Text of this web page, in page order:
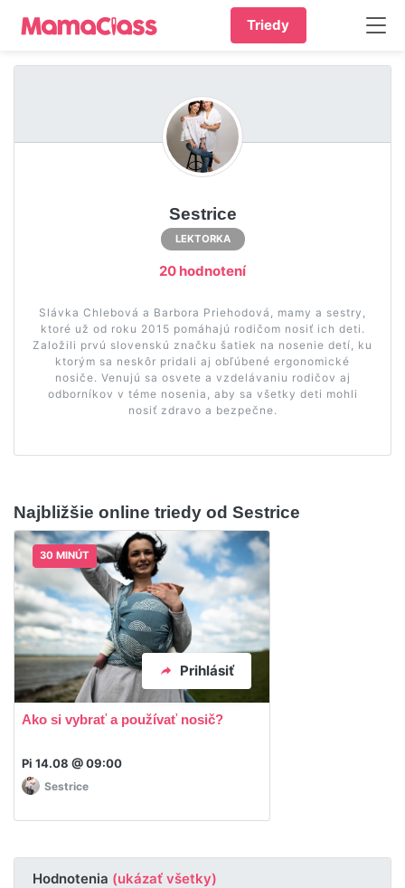
Triedy
Sestrice
LEKTORKA
20 hodnotení
Slávka Chlebová a Barbora Priehodová, mamy a sestry,
ktoré už od roku 2015 pomáhajú rodičom nosiť ich deti.
Založili prvú slovenskú značku šatiek na nosenie detí, ku
ktorým sa neskôr pridali aj obľúbené ergonomické
nosiče. Venujú sa osvete a vzdelávaniu rodičov aj
odborníkov v téme nosenia, aby sa všetky deti mohli
nosiť zdravo a bezpečne.
Najbližšie online triedy od Sestrice
30 MINÚT
Prihlásiť
Ako si vybrať a používať nosič?
Pi 14.08 @ 09:00
Sestrice
Hodnotenia (ukázať všetky)